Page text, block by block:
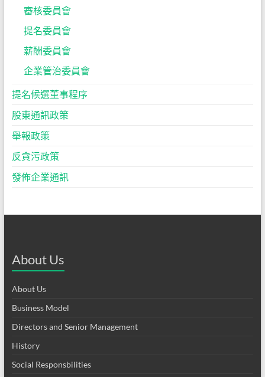
審核委員會
提名委員會
薪酬委員會
企業管治委員會
提名候選董事程序
股東通訊政策
舉報政策
反貪污政策
發佈企業通訊
About Us
About Us
Business Model
Directors and Senior Management
History
Social Responsbilities